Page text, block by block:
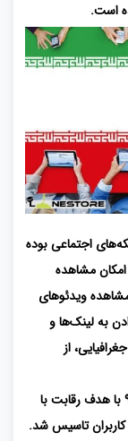
است.
اجتماعی بوده
است. امکان مشاهده
ویدئوهای
به لینک‌ها و
از
است که سال ۹۱ با هدف رقابت با
تاسیس شد.